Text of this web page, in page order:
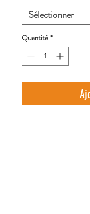
Sélectionner
Quantité *